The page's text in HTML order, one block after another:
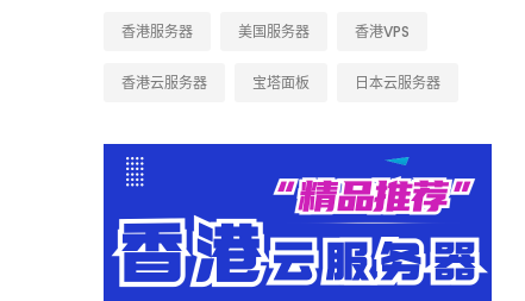
香港服务器 美国服务器 香港VPS
香港云服务器 宝塔面板 日本云服务器